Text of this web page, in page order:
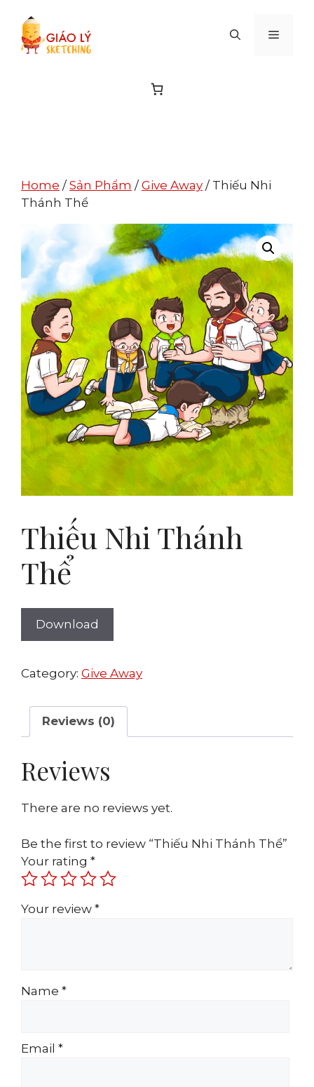
content
MENU
Home / Sản Phẩm / Give Away / Thiếu Nhi
Thánh Thể
Thiếu Nhi Thánh
Thể
Download
Category: Give Away
Reviews (0)
Reviews
There are no reviews yet.
Be the first to review “Thiếu Nhi Thánh Thể”
Your rating *
Your review *
Name *
Email *